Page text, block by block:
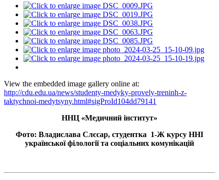
View the embedded image gallery online at:
http://cdu.edu.ua/news/studenty-medyky-provely-treninh-z-
taktychnoi-medytsyny.html#sigProId104dd79141
ННЦ «Медичний інститут»
Фото: Владислава Слєсар, студентка 1-Ж курсу ННІ
української філології та соціальних комунікацій